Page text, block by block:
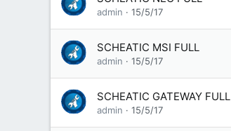
admin 15/5/17
SCHEATIC MSI FULL
admin 15/5/17
SCHEATIC GATEWAY FULL
admin 15/5/17